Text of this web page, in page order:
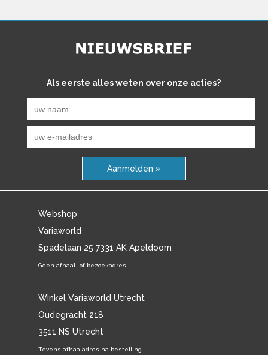
Als eerste alles weten over onze acties?
Aanmelden »
Webshop
Variaworld
Spadelaan 25 7331 AK Apeldoorn
Geen afhaal- of bezoekadres
Winkel Variaworld Utrecht
Oudegracht 218
3511 NS Utrecht
Tevens afhaaladres na bestelling